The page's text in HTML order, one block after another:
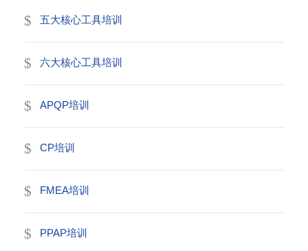
五大核心工具培训
六大核心工具培训
APQP培训
CP培训
FMEA培训
PPAP培训